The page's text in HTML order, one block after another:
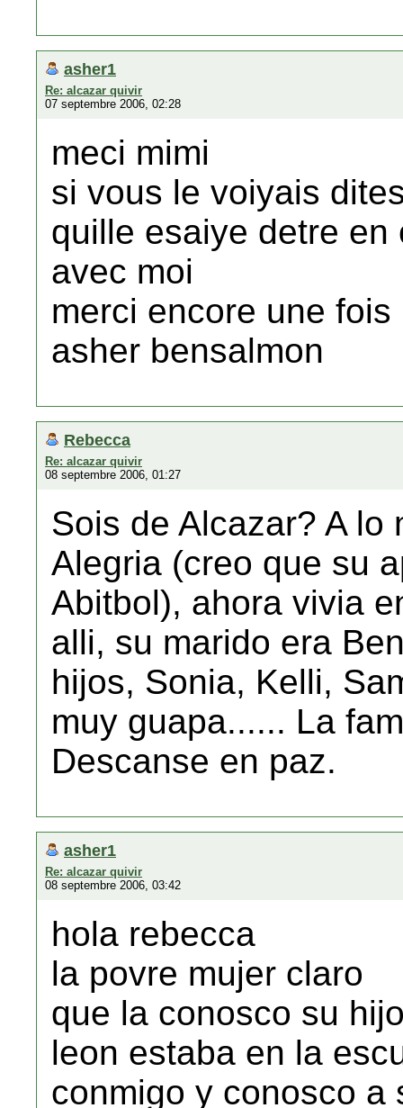
asher1
Re: alcazar quivir
07 septembre 2006, 02:28
meci mimi
si vous le voiyais
quille esaiye detre en
avec moi
merci encore une fois
asher bensalmon
Rebecca
Re: alcazar quivir
08 septembre 2006, 01:27
Sois de Alcazar? A
Alegria (creo que su
Abitbol), ahora vivia
alli, su marido era
hijos, Sonia, Kelli,
muy guapa...... La
Descanse en paz.
asher1
Re: alcazar quivir
08 septembre 2006, 03:42
hola rebecca
la povre mujer claro
que la conosco su
leon estaba en la
conmigo y conosco a